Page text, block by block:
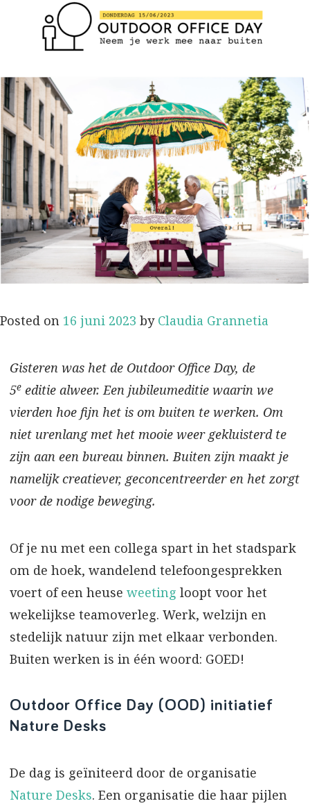
Posted on 16 juni 2023 by Claudia Grannetia
Gisteren was het de Outdoor Office Day, de
5e editie alweer. Een jubileumeditie waarin we
vierden hoe fijn het is om buiten te werken. Om
niet urenlang met het mooie weer gekluisterd te
zijn aan een bureau binnen. Buiten zijn maakt je
namelijk creatiever, geconcentreerder en het zorgt
voor de nodige beweging.
Of je nu met een collega spart in het stadspark
om de hoek, wandelend telefoongesprekken
voert of een heuse weeting loopt voor het
wekelijkse teamoverleg. Werk, welzijn en
stedelijk natuur zijn met elkaar verbonden.
Buiten werken is in één woord: GOED!
Outdoor Office Day (OOD) initiatief
Nature Desks
De dag is geïniteerd door de organisatie
Nature Desks. Een organisatie die haar pijlen